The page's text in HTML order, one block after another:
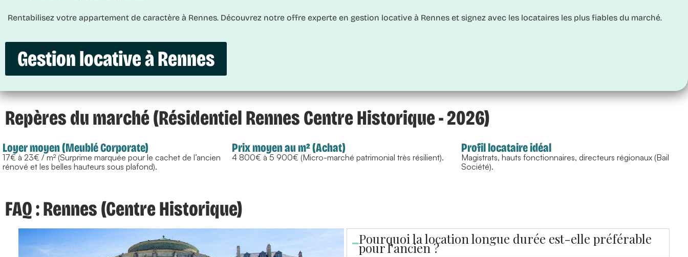
Rentabilisez votre appartement de caractère à Rennes. Découvrez notre offre experte en gestion locative à Rennes et signez avec les locataires les plus fiables du marché.
Gestion locative à Rennes
Repères du marché (Résidentiel Rennes Centre Historique - 2026)
Loyer moyen (Meublé Corporate)
17€ à 23€ / m² (Surprime marquée pour le cachet de l’ancien
rénové et les belles hauteurs sous plafond).
Prix moyen au m² (Achat)
4 800€ à 5 900€ (Micro-marché patrimonial très résilient).
Profil locataire idéal
Magistrats, hauts fonctionnaires, directeurs régionaux (Bail
Société).
FAQ : Rennes (Centre Historique)
Pourquoi la location longue durée est-elle préférable
pour l'ancien ?